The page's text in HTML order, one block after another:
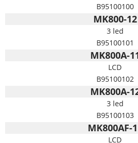
B95100100
MK800-12
3 led
B95100101
MK800A-
LCD
B95100102
MK800A-
3 led
B95100103
MK800AF-
LCD